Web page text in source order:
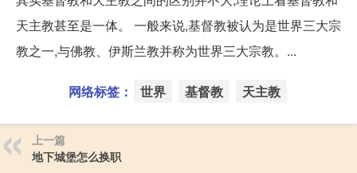
天主教甚至是一体。 一般来说,基督教被认为是世界三大宗
教之一,与佛教、伊斯兰教并称为世界三大宗教。...
网络标签： 世界 基督教 天主教
上一篇
地下城堡怎么换职